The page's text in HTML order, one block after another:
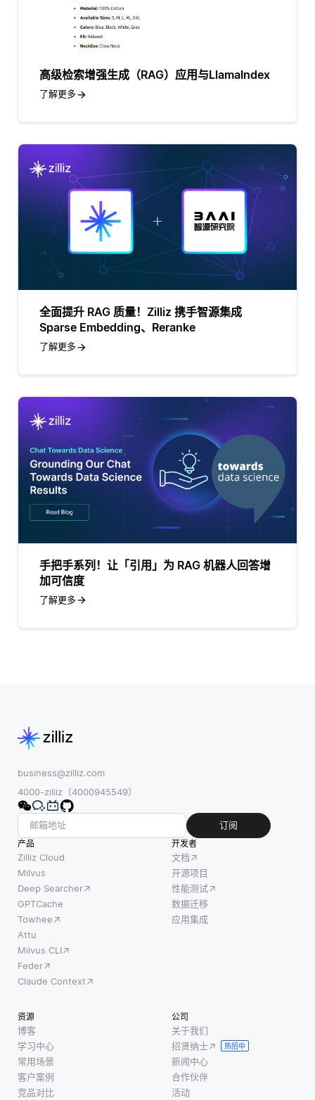
高级检索增强生成（RAG）应用与LlamaIndex
了解更多
全面提升 RAG 质量！Zilliz 携手智源集成
Sparse Embedding、Reranke
了解更多
手把手系列！让「引用」为 RAG 机器人回答增
加可信度
了解更多
business@zilliz.com
4000-zilliz（4000945549）
订阅
产品
Zilliz Cloud
Milvus
Deep Searcher
GPTCache
Towhee
Attu
Milvus CLI
Feder
Claude Context
开发者
文档
开源项目
性能测试
数据迁移
应用集成
资源
博客
学习中心
常用场景
客户案例
竞品对比
公司
关于我们
招贤纳士
热招中
新闻中心
合作伙伴
活动